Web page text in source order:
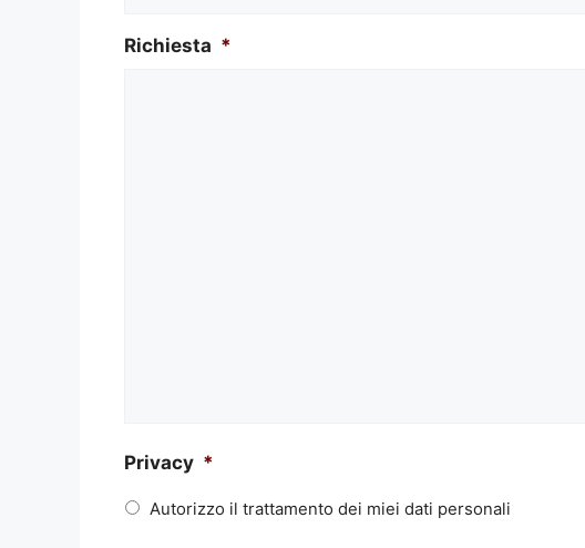
Richiesta *
Privacy *
Autorizzo il trattamento dei miei dati personali